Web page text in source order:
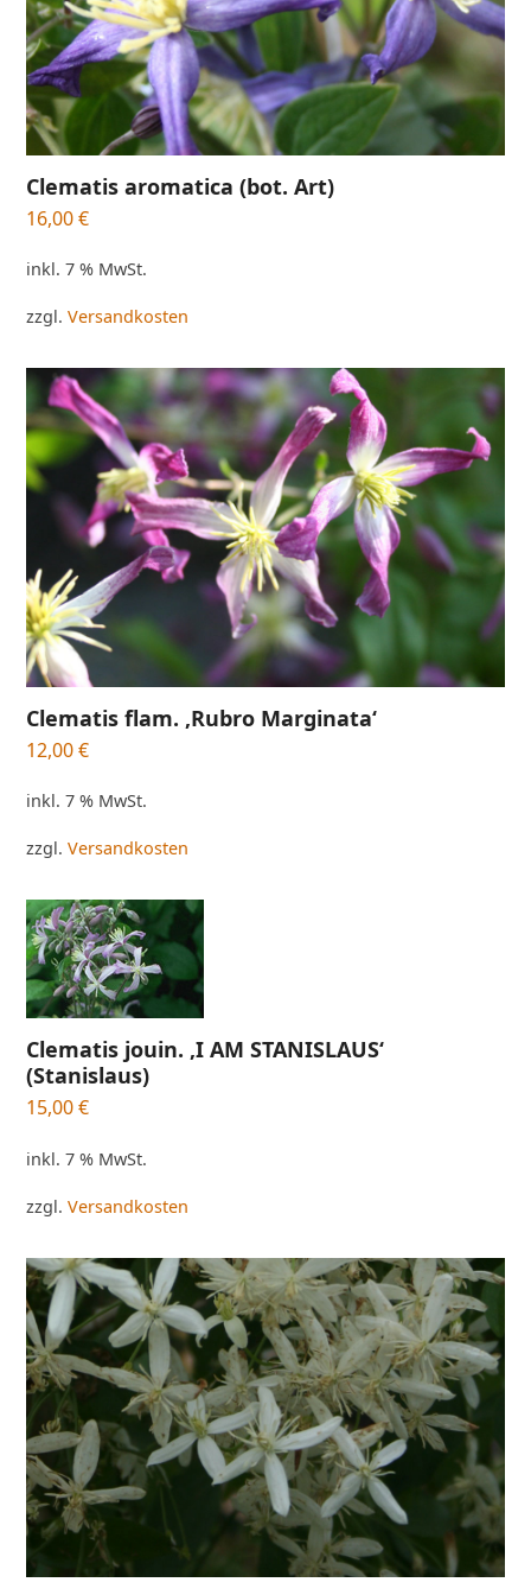
Clematis aromatica (bot. Art)
16,00€
inkl. 7 % MwSt.
zzgl.Versandkosten
Clematis flam. ‚Rubro Marginata‘
12,00€
inkl. 7 % MwSt.
zzgl.Versandkosten
Clematis jouin. ‚I AM STANISLAUS‘
(Stanislaus)
15,00€
inkl. 7 % MwSt.
zzgl.Versandkosten